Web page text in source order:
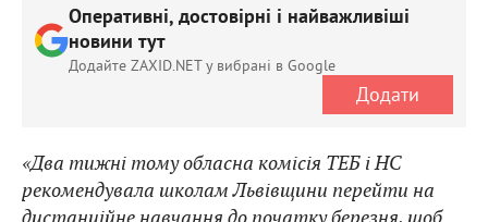
Оперативні, достовірні і найважливіші
новини тут
Додайте ZAXID.NET у вибрані в Google
Додати
«Два тижні тому обласна комісія ТЕБ і НС
рекомендувала школам Львівщини перейти на
дистанційне навчання до початку березня, щоб